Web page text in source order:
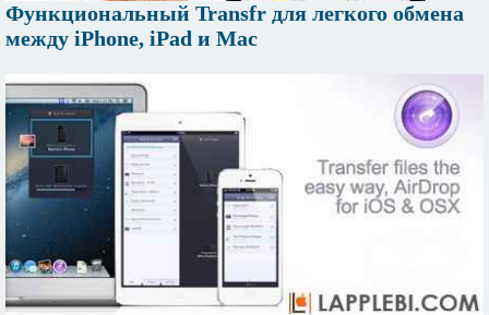
Функциональный Transfr для легкого обмена
между iPhone, iPad и Mac